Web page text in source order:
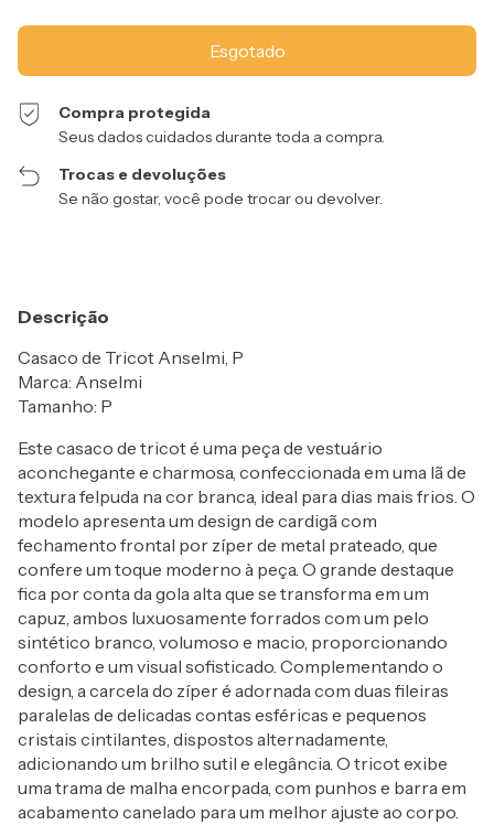
Compra protegida
Seus dados cuidados durante toda a compra.
Trocas e devoluções
Se não gostar, você pode trocar ou devolver.
Descrição
Casaco de Tricot Anselmi, P
Marca: Anselmi
Tamanho: P
Este casaco de tricot é uma peça de vestuário
aconchegante e charmosa, confeccionada em uma lã de
textura felpuda na cor branca, ideal para dias mais frios. O
modelo apresenta um design de cardigã com
fechamento frontal por zíper de metal prateado, que
confere um toque moderno à peça. O grande destaque
fica por conta da gola alta que se transforma em um
capuz, ambos luxuosamente forrados com um pelo
sintético branco, volumoso e macio, proporcionando
conforto e um visual sofisticado. Complementando o
design, a carcela do zíper é adornada com duas fileiras
paralelas de delicadas contas esféricas e pequenos
cristais cintilantes, dispostos alternadamente,
adicionando um brilho sutil e elegância. O tricot exibe
uma trama de malha encorpada, com punhos e barra em
acabamento canelado para um melhor ajuste ao corpo.